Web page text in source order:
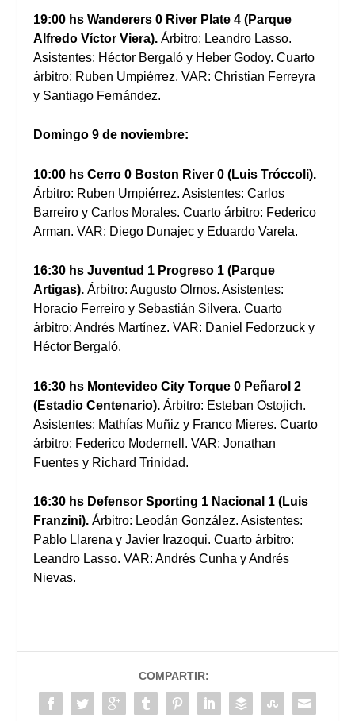
19:00 hs Wanderers 0 River Plate 4 (Parque
Alfredo Víctor Viera). Árbitro: Leandro Lasso.
Asistentes: Héctor Bergaló y Heber Godoy. Cuarto
árbitro: Ruben Umpiérrez. VAR: Christian Ferreyra
y Santiago Fernández.
Domingo 9 de noviembre:
10:00 hs Cerro 0 Boston River 0 (Luis Tróccoli).
Árbitro: Ruben Umpiérrez. Asistentes: Carlos
Barreiro y Carlos Morales. Cuarto árbitro: Federico
Arman. VAR: Diego Dunajec y Eduardo Varela.
16:30 hs Juventud 1 Progreso 1 (Parque
Artigas). Árbitro: Augusto Olmos. Asistentes:
Horacio Ferreiro y Sebastián Silvera. Cuarto
árbitro: Andrés Martínez. VAR: Daniel Fedorzuck y
Héctor Bergaló.
16:30 hs Montevideo City Torque 0 Peñarol 2
(Estadio Centenario). Árbitro: Esteban Ostojich.
Asistentes: Mathías Muñiz y Franco Mieres. Cuarto
árbitro: Federico Modernell. VAR: Jonathan
Fuentes y Richard Trinidad.
16:30 hs Defensor Sporting 1 Nacional 1 (Luis
Franzini). Árbitro: Leodán González. Asistentes:
Pablo Llarena y Javier Irazoqui. Cuarto árbitro:
Leandro Lasso. VAR: Andrés Cunha y Andrés
Nievas.
COMPARTIR: